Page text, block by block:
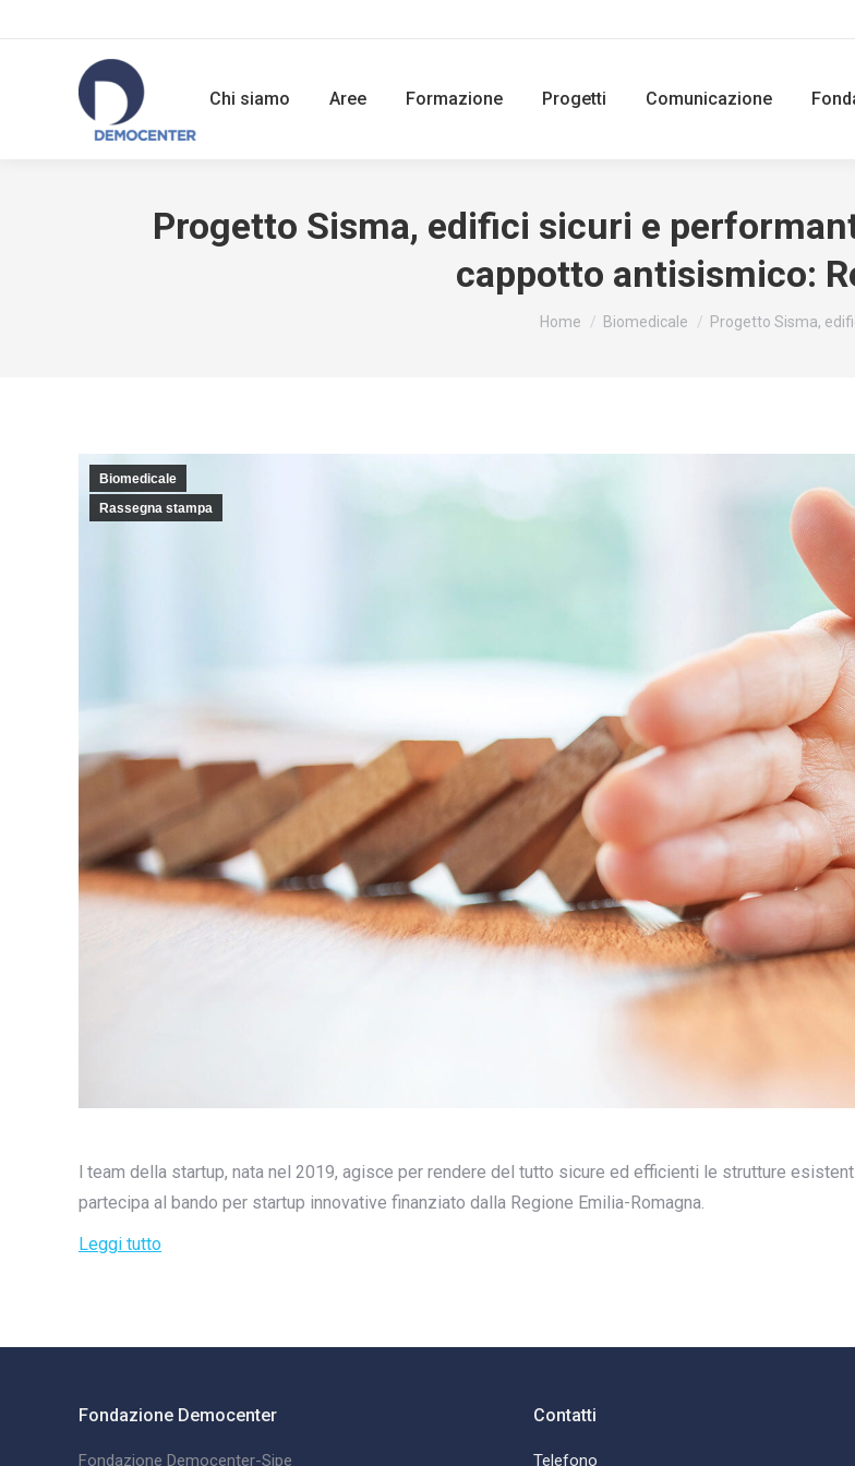
Chi siamo Aree Formazione Progetti Comunicazione
Progetto Sisma, edifici sicuri e
cappotto antisismico:
You are here:
Home Biomedicale Progetto Sisma,
Biomedicale
Rassegna stampa
l team della startup, nata nel 2019, agisce per rendere del tutto sicure ed efficienti le strutture
partecipa al bando per startup innovative finanziato dalla Regione Emilia-Romagna.
Leggi tutto
Fondazione Democenter
Fondazione Democenter-Sipe
Contatti
Telefono